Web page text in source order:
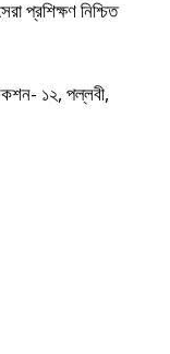
প্রশিক্ষণ নিশ্চিত
১২, পল্লবী,